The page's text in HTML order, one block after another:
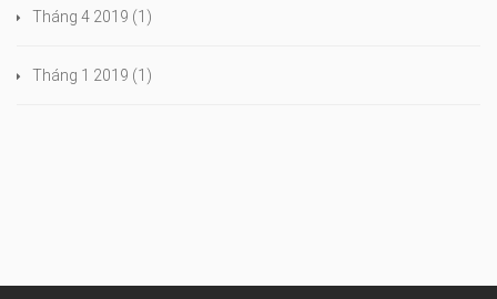
Tháng 4 2019 (1)
Tháng 1 2019 (1)